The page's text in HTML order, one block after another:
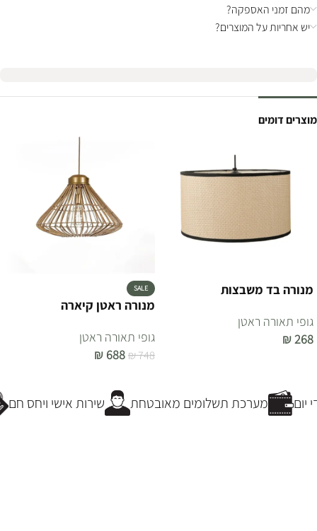
מהם זמני האספקה?
יש אחריות על המוצרים?
מוצרים דומים
מנורה בד משבצות
גופי תאורה ראטן
₪268
SALE
מנורה ראטן קיארה
גופי תאורה ראטן
₪748
₪ 688
שירות אישי ויחס חם מערכת תשלומים מאובטחת